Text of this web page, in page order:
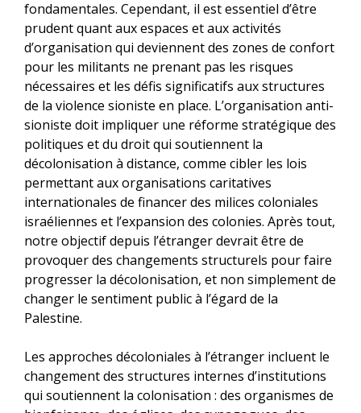
fondamentales. Cependant, il est essentiel d’être
prudent quant aux espaces et aux activités
d’organisation qui deviennent des zones de confort
pour les militants ne prenant pas les risques
nécessaires et les défis significatifs aux structures
de la violence sioniste en place. L’organisation anti-
sioniste doit impliquer une réforme stratégique des
politiques et du droit qui soutiennent la
décolonisation à distance, comme cibler les lois
permettant aux organisations caritatives
internationales de financer des milices coloniales
israéliennes et l’expansion des colonies. Après tout,
notre objectif depuis l’étranger devrait être de
provoquer des changements structurels pour faire
progresser la décolonisation, et non simplement de
changer le sentiment public à l’égard de la
Palestine.
Les approches décoloniales à l’étranger incluent le
changement des structures internes d’institutions
qui soutiennent la colonisation : des organismes de